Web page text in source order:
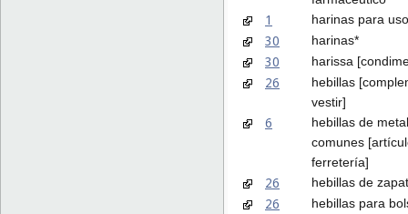
1 harinas para
30 harinas*
30 harissa
26
hebillas
vestir]
6
hebillas de
comunes
ferretería]
26 hebillas de
26 hebillas para